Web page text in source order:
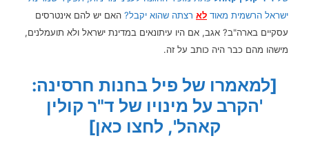
ישראל הרשמית מאוד לא רצתה שהוא יקבל? האם יש להם אינטרסים
עסקיים בארה"ב? אגב, אם היו עיתונאים במדינת ישראל ולא תועמלנים,
מישהו מהם כבר היה כותב על זה.
[למאמרו של פיל בחנות חרסינה:
'הקרב על מינויו של ד"ר קולין
קאהל', לחצו כאן]